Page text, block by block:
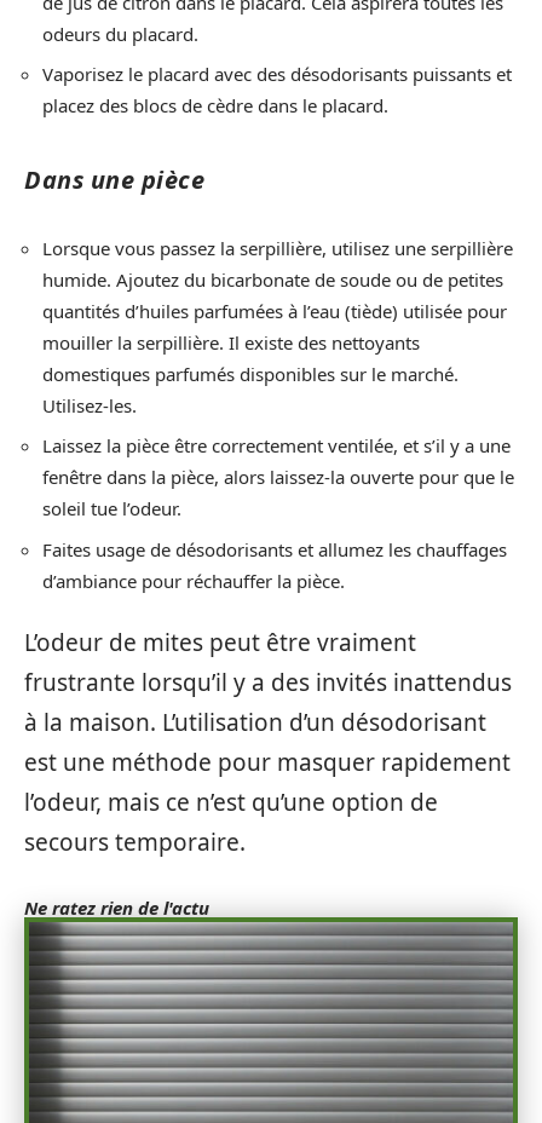
odeurs du placard.
Vaporisez le placard avec des désodorisants puissants et
placez des blocs de cèdre dans le placard.
Dans une pièce
Lorsque vous passez la serpillière, utilisez une serpillière
humide. Ajoutez du bicarbonate de soude ou de petites
quantités d’huiles parfumées à l’eau (tiède) utilisée pour
mouiller la serpillière. Il existe des nettoyants
domestiques parfumés disponibles sur le marché.
Utilisez-les.
Laissez la pièce être correctement ventilée, et s’il y a une
fenêtre dans la pièce, alors laissez-la ouverte pour que le
soleil tue l’odeur.
Faites usage de désodorisants et allumez les chauffages
d’ambiance pour réchauffer la pièce.
L’odeur de mites peut être vraiment
frustrante lorsqu’il y a des invités inattendus
à la maison. L’utilisation d’un désodorisant
est une méthode pour masquer rapidement
l’odeur, mais ce n’est qu’une option de
secours temporaire.
Ne ratez rien de l'actu